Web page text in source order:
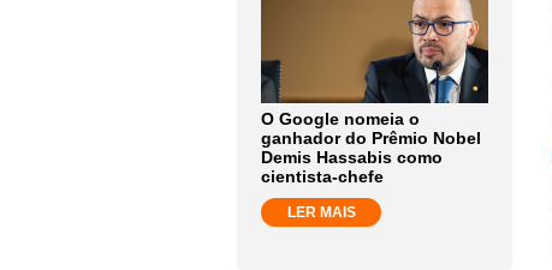
O Google nomeia o
ganhador do Prêmio Nobel
Demis Hassabis como
cientista-chefe
LER MAIS